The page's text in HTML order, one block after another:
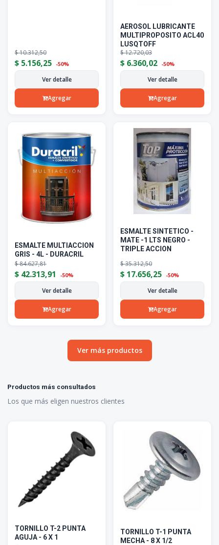
$10.312,50
$ 5.156,25 -50%
Ver detalle
Agregar
AEROSOL LUBRICANTE
MULTIPROPOSITO ACL40
LUSQTOFF
$12.720,03
$ 6.360,02 -50%
Ver detalle
Agregar
ESMALTE MULTIACCION
GRIS - 4L - DURACRIL
$84.627,81
$ 42.313,91 -50%
Ver detalle
Agregar
ESMALTE SINTETICO -
MATE -1 LTS NEGRO -
TRIPLE ACCION
$35.312,50
$ 17.656,25 -50%
Ver detalle
Agregar
Ver más productos
Productos más consultados
Los que más eligen nuestros clientes
TORNILLO T-2 PUNTA
AGUJA - 6 X 1
TORNILLO T-1 PUNTA
MECHA - 8 X 1/2